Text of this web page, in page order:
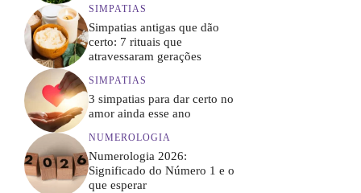
SIMPATIAS
Simpatias antigas que dão
certo: 7 rituais que
atravessaram gerações
SIMPATIAS
3 simpatias para dar certo no
amor ainda esse ano
NUMEROLOGIA
Numerologia 2026:
Significado do Número 1 e o
que esperar